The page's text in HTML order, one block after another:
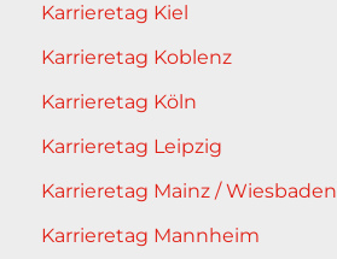
Karrieretag Kiel
Karrieretag Koblenz
Karrieretag Köln
Karrieretag Leipzig
Karrieretag Mainz / Wiesbaden
Karrieretag Mannheim